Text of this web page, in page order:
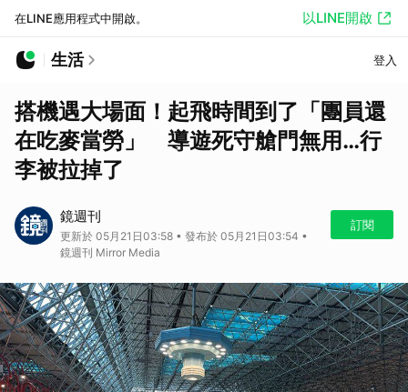
在LINE應用程式中開啟。 以LINE開啟
生活 登入
搭機遇大場面！起飛時間到了「團員還
在吃麥當勞」 導遊死守艙門無用…行
李被拉掉了
鏡週刊
更新於 05月21日03:58 • 發布於 05月21日03:54 •
鏡週刊 Mirror Media
訂閱